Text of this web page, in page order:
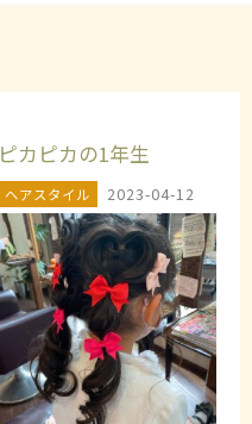
ピカピカの1年生
ヘアスタイル 2023-04-12